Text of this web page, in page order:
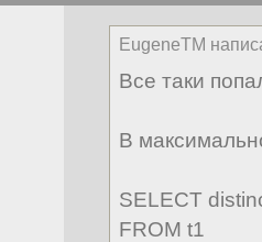
EugeneTM
Все таки
В
SELECT
FROM t1